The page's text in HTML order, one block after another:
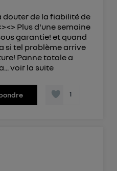
douter de la fiabilité de
Plus d'une semaine
garantie! et quand
si tel problème arrive
Panne totale a
voir la suite
1